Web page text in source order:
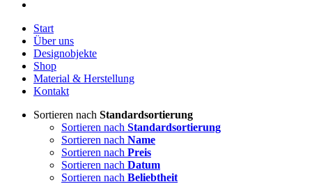
Start
Über uns
Designobjekte
Shop
Material & Herstellung
Kontakt
Sortieren nach Standardsortierung
Sortieren nach Standardsortierung
Sortieren nach Name
Sortieren nach Preis
Sortieren nach Datum
Sortieren nach Beliebtheit